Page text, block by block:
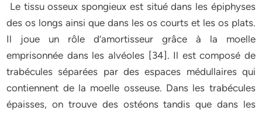
Le tissu osseux spongieux est situé dans les épiphyses
des os longs ainsi que dans les os courts et les os plats.
Il joue un rôle d’amortisseur grâce à la moelle
emprisonnée dans les alvéoles [34]. Il est composé de
trabécules séparées par des espaces médullaires qui
contiennent de la moelle osseuse. Dans les trabécules
épaisses, on trouve des ostéons tandis que dans les